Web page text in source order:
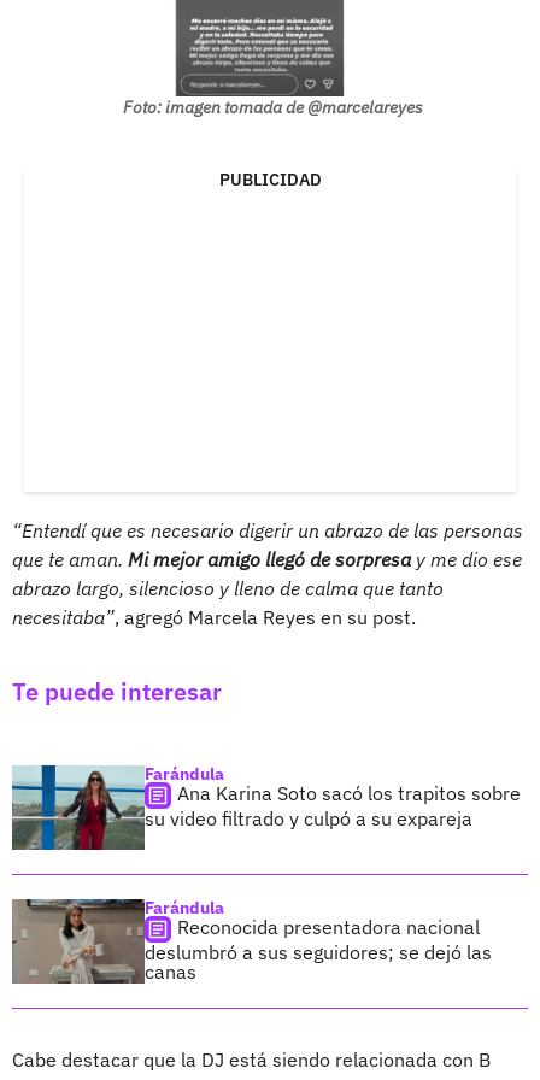
Foto: imagen tomada de @marcelareyes
PUBLICIDAD
“Entendí que es necesario digerir un abrazo de las personas
que te aman. Mi mejor amigo llegó de sorpresay me dio ese
abrazo largo, silencioso y lleno de calma que tanto
necesitaba”, agregó Marcela Reyes en su post.
Te puede interesar
Farándula
Ana Karina Soto sacó los trapitos sobre
su video filtrado y culpó a su expareja
Farándula
Reconocida presentadora nacional
deslumbró a sus seguidores; se dejó las
canas
Cabe destacar que la DJ está siendo relacionada con B